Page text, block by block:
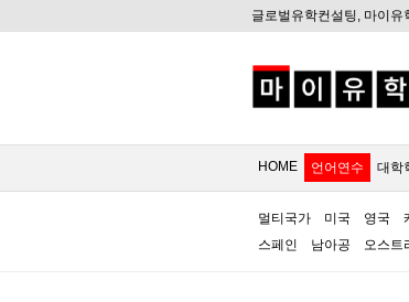
글로벌유학컨설팅, 마이유
HOME 언어연수 대학
멀티국가 미국 영국
스페인
남아공 오스트